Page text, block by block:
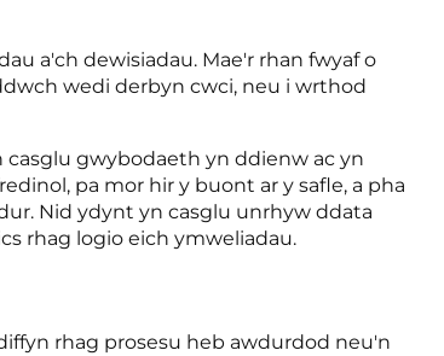
a'ch dewisiadau. Mae'r rhan fwyaf o
wedi derbyn cwci, neu i wrthod
casglu gwybodaeth yn ddienw ac yn
pa mor hir y buont ar y safle, a pha
Nid ydynt yn casglu unrhyw ddata
rhag logio eich ymweliadau.
rhag prosesu heb awdurdod neu'n